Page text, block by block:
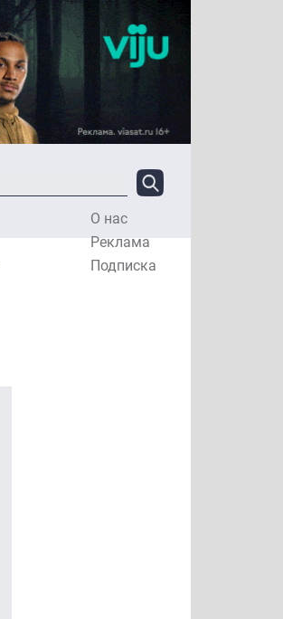
О нас
Реклама
Подписка